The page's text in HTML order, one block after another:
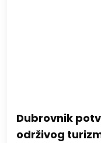
Dubrovnik
održivog